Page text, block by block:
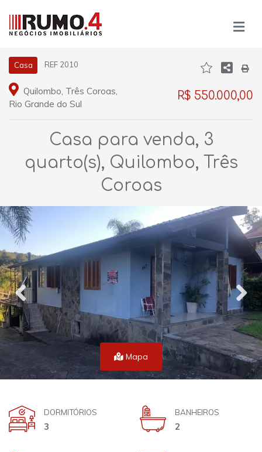
Casa REF 2010
Quilombo, Três Coroas,
Rio Grande do Sul
R$ 550.000,00
Casa para venda, 3
quarto(s), Quilombo, Três
Coroas
Mapa
DORMITÓRIOS
3
BANHEIROS
2